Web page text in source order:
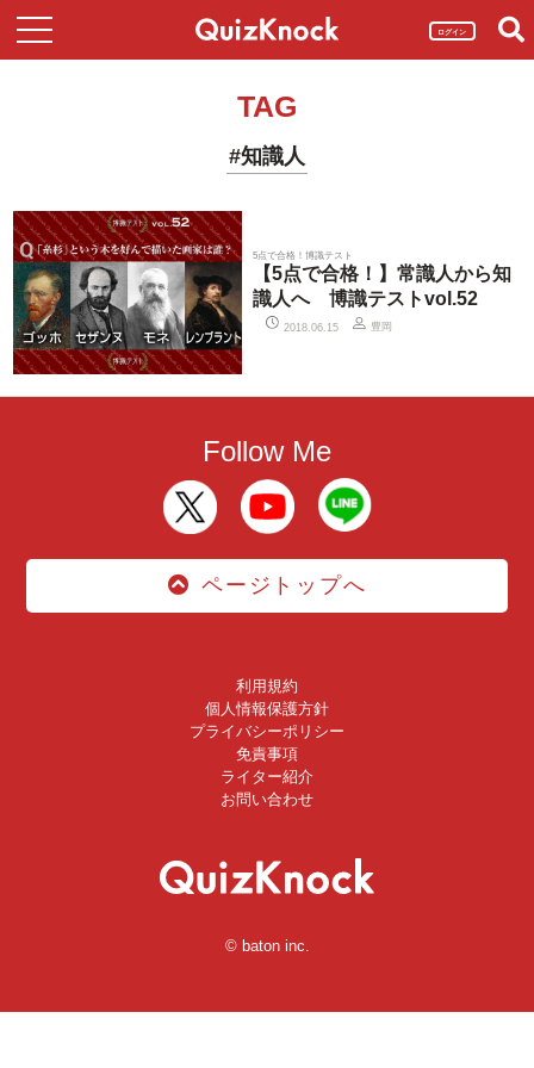
ログイン
TAG
#知識人
5点で合格！博識テスト
【5点で合格！】常識人から知
識人へ 博識テストvol.52
2018.06.15 豊岡
Follow Me
ページトップへ
利用規約
個人情報保護方針
プライバシーポリシー
免責事項
ライター紹介
お問い合わせ
© baton inc.